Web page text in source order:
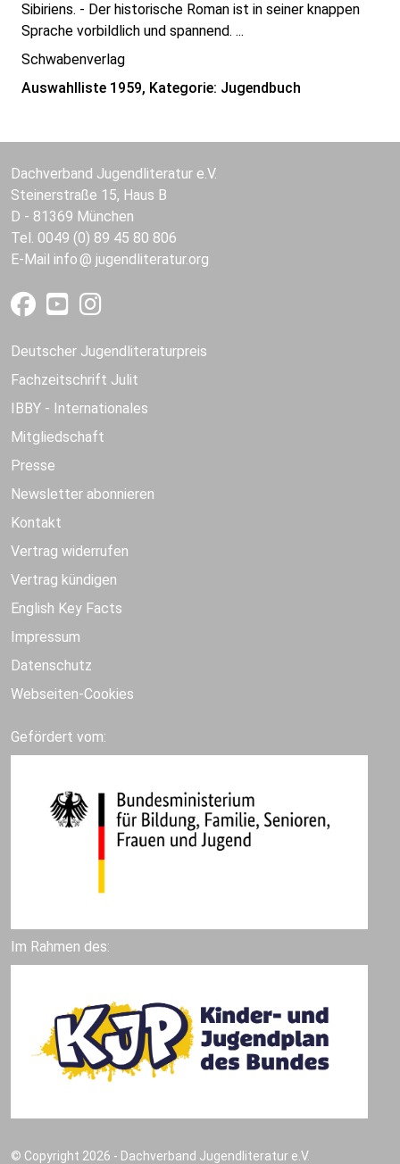
Sibiriens. - Der historische Roman ist in seiner knappen
Sprache vorbildlich und spannend. ...
Schwabenverlag
Auswahlliste 1959, Kategorie: Jugendbuch
Dachverband Jugendliteratur e.V.
Steinerstraße 15, Haus B
D - 81369 München
Tel. 0049 (0) 89 45 80 806
E-Mail info jugendliteratur.org
Deutscher Jugendliteraturpreis
Fachzeitschrift Julit
IBBY - Internationales
Mitgliedschaft
Presse
Newsletter abonnieren
Kontakt
Vertrag widerrufen
Vertrag kündigen
English Key Facts
Impressum
Datenschutz
Webseiten-Cookies
Gefördert vom:
Im Rahmen des:
© Copyright 2026 - Dachverband Jugendliteratur e.V.